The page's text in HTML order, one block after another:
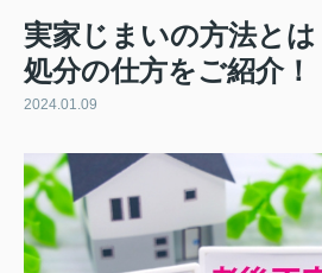
実家じまいの方法と
処分の仕方をご紹介！
2024.01.09